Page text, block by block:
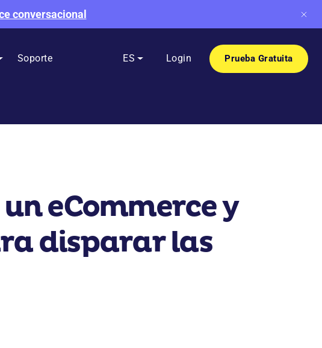
conversacional
Soporte ES Login Prueba Gratuita
eCommerce y
disparar las